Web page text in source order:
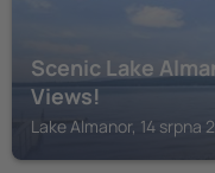
Scenic Lake
Views!
Lake Almanor, 14 srpna